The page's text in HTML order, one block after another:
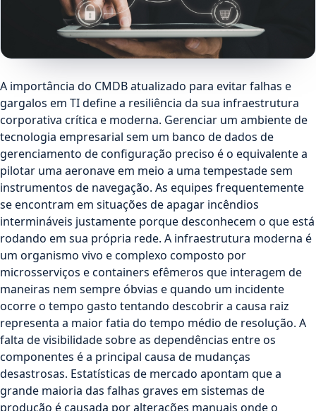
A importância do CMDB atualizado para evitar falhas e
gargalos em TI define a resiliência da sua infraestrutura
corporativa crítica e moderna. Gerenciar um ambiente de
tecnologia empresarial sem um banco de dados de
gerenciamento de configuração preciso é o equivalente a
pilotar uma aeronave em meio a uma tempestade sem
instrumentos de navegação. As equipes frequentemente
se encontram em situações de apagar incêndios
intermináveis justamente porque desconhecem o que está
rodando em sua própria rede. A infraestrutura moderna é
um organismo vivo e complexo composto por
microsserviços e containers efêmeros que interagem de
maneiras nem sempre óbvias e quando um incidente
ocorre o tempo gasto tentando descobrir a causa raiz
representa a maior fatia do tempo médio de resolução. A
falta de visibilidade sobre as dependências entre os
componentes é a principal causa de mudanças
desastrosas. Estatísticas de mercado apontam que a
grande maioria das falhas graves em sistemas de
produção é causada por alterações manuais onde o